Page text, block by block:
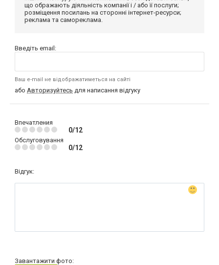
що ображають діяльність компанії і / або її послуги;
розміщення посилань на сторонні інтернет-ресурси;
реклама та самореклама.
Введіть email:
Ваш e-mail не відображатиметься на сайті
або Авторизуйтесь для написання відгуку
Впечатления
0/12
Обслуговування
0/12
Відгук:
Завантажити фото: